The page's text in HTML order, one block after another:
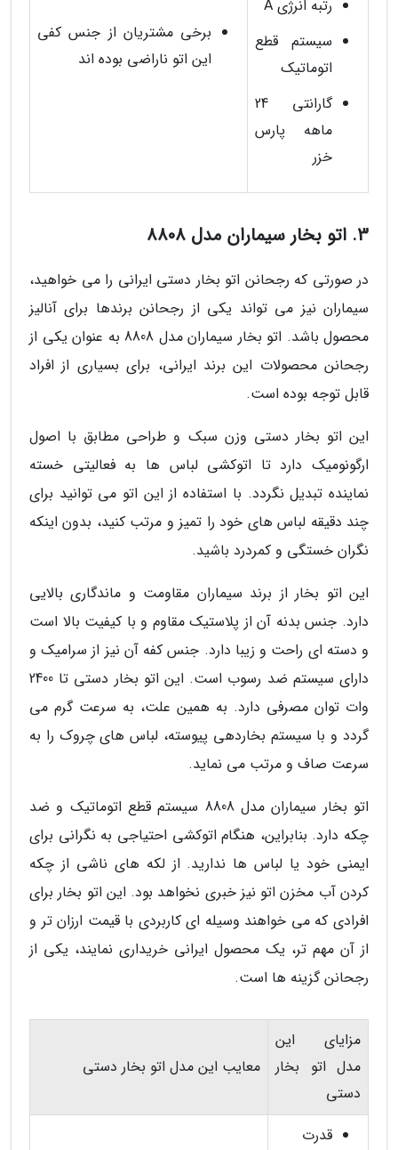
رتبه انرژی A
سیستم قطع
اتوماتیک
گارانتی 24
ماهه پارس
خزر
برخی مشتریان از جنس کفی
این اتو ناراضی بوده اند
3. اتو بخار سیماران مدل 8808
در صورتی که رجحانن اتو بخار دستی ایرانی را می خواهید،
سیماران نیز می تواند یکی از رجحانن برندها برای آنالیز
محصول باشد. اتو بخار سیماران مدل 8808 به عنوان یکی از
رجحانن محصولات این برند ایرانی، برای بسیاری از افراد
قابل توجه بوده است.
این اتو بخار دستی وزن سبک و طراحی مطابق با اصول
ارگونومیک دارد تا اتوکشی لباس ها به فعالیتی خسته
نماینده تبدیل نگردد. با استفاده از این اتو می توانید برای
چند دقیقه لباس های خود را تمیز و مرتب کنید، بدون اینکه
نگران خستگی و کمردرد باشید.
این اتو بخار از برند سیماران مقاومت و ماندگاری بالایی
دارد. جنس بدنه آن از پلاستیک مقاوم و با کیفیت بالا است
و دسته ای راحت و زیبا دارد. جنس کفه آن نیز از سرامیک و
دارای سیستم ضد رسوب است. این اتو بخار دستی تا 2400
وات توان مصرفی دارد. به همین علت، به سرعت گرم می
گردد و با سیستم بخاردهی پیوسته، لباس های چروک را به
سرعت صاف و مرتب می نماید.
اتو بخار سیماران مدل 8808 سیستم قطع اتوماتیک و ضد
چکه دارد. بنابراین، هنگام اتوکشی احتیاجی به نگرانی برای
ایمنی خود یا لباس ها ندارید. از لکه های ناشی از چکه
کردن آب مخزن اتو نیز خبری نخواهد بود. این اتو بخار برای
افرادی که می خواهند وسیله ای کاربردی با قیمت ارزان تر و
از آن مهم تر، یک محصول ایرانی خریداری نمایند، یکی از
رجحانن گزینه ها است.
مزایای این
مدل اتو بخار
دستی
معایب این مدل اتو بخار دستی
قدرت